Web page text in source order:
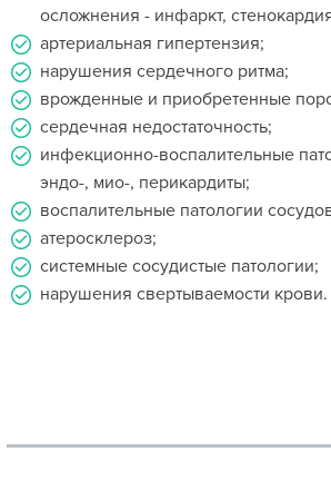
осложнения - инфаркт,
артериальная гипертензия;
нарушения сердечного ритма;
врожденные и приобретенные
сердечная недостаточность;
инфекционно-воспалительные
эндо-, мио-, перикардиты;
воспалительные патологии
атеросклероз;
системные сосудистые патологии;
нарушения свертываемости крови.